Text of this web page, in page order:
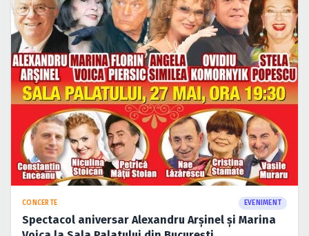
CONCERTE EVENIMENT
Spectacol aniversar Alexandru Arşinel şi Marina